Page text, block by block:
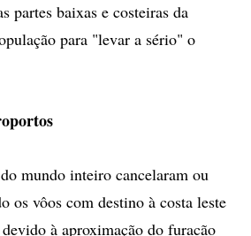
partes baixas e costeiras da
para "levar a sério" o
mundo inteiro cancelaram ou
os vôos com destino à costa leste
à aproximação do furacão